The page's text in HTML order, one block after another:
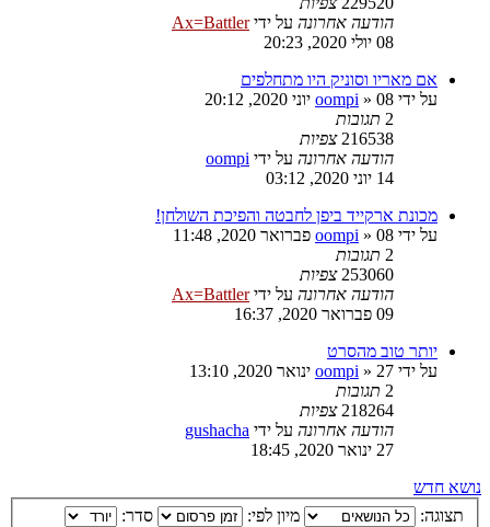
הודעה אחרונה על ידיAx=Battler
08 יולי 2020, 20:23
אם מאריו וסוניק היו מתחלפים
על ידי
oompi » 08 יוני 2020, 20:12
2 תגובות
216538 צפיות
הודעה אחרונה על ידי oompi
14 יוני 2020, 03:12
מכונת ארקייד ביפן לחבטה והפיכת השולחן!
על ידי
oompi » 08 פברואר 2020, 11:48
2 תגובות
253060 צפיות
הודעה אחרונה על ידיAx=Battler
09 פברואר 2020, 16:37
יותר טוב מהסרט
על ידי
oompi » 27 ינואר 2020, 13:10
2 תגובות
218264 צפיות
הודעה אחרונה על ידי gushacha
27 ינואר 2020, 18:45
נושא חדש
תצוגה:
מיון לפי: סדר: